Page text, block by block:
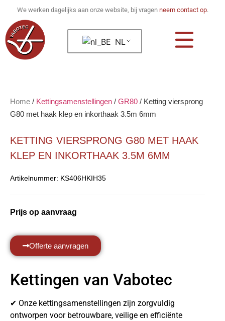
We werken dagelijks aan onze website, bij vragen neem contact op.
NL
Home / Kettingsamenstellingen / GR80 / Ketting viersprong
G80 met haak klep en inkorthaak 3.5m 6mm
KETTING VIERSPRONG G80 MET HAAK
KLEP EN INKORTHAAK 3.5M 6MM
Artikelnummer: KS406HKIH35
Prijs op aanvraag
Offerte aanvragen
Kettingen van Vabotec
✔ Onze kettingsamenstellingen zijn zorgvuldig
ontworpen voor betrouwbare, veilige en efficiënte